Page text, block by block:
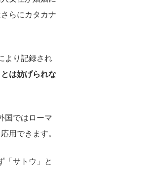
らにカタカナ
より記録され
は妨げられな
国ではローマ
用できます。
「サトウ」と